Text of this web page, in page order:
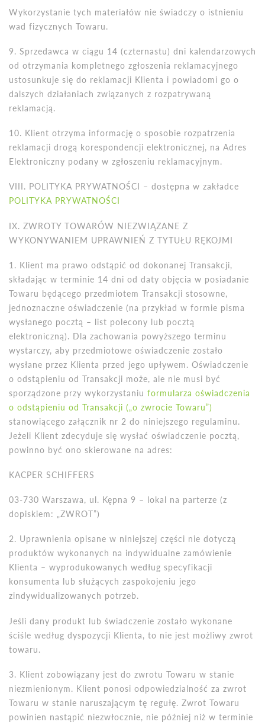
Wykorzystanie tych materiałów nie świadczy o istnieniu
wad fizycznych Towaru.
9. Sprzedawca w ciągu 14 (czternastu) dni kalendarzowych
od otrzymania kompletnego zgłoszenia reklamacyjnego
ustosunkuje się do reklamacji Klienta i powiadomi go o
dalszych działaniach związanych z rozpatrywaną
reklamacją.
10. Klient otrzyma informację o sposobie rozpatrzenia
reklamacji drogą korespondencji elektronicznej, na Adres
Elektroniczny podany w zgłoszeniu reklamacyjnym.
VIII. POLITYKA PRYWATNOŚCI – dostępna w zakładce
POLITYKA PRYWATNOŚCI
IX. ZWROTY TOWARÓW NIEZWIĄZANE Z
WYKONYWANIEM UPRAWNIEŃ Z TYTUŁU RĘKOJMI
1. Klient ma prawo odstąpić od dokonanej Transakcji,
składając w terminie 14 dni od daty objęcia w posiadanie
Towaru będącego przedmiotem Transakcji stosowne,
jednoznaczne oświadczenie (na przykład w formie pisma
wysłanego pocztą – list polecony lub pocztą
elektroniczną). Dla zachowania powyższego terminu
wystarczy, aby przedmiotowe oświadczenie zostało
wysłane przez Klienta przed jego upływem. Oświadczenie
o odstąpieniu od Transakcji może, ale nie musi być
sporządzone przy wykorzystaniu formularza oświadczenia
o odstąpieniu od Transakcji („o zwrocie Towaru”)
stanowiącego załącznik nr 2 do niniejszego regulaminu.
Jeżeli Klient zdecyduje się wysłać oświadczenie pocztą,
powinno być ono skierowane na adres:
KACPER SCHIFFERS
03-730 Warszawa, ul. Kępna 9 – lokal na parterze (z
dopiskiem: „ZWROT”)
2. Uprawnienia opisane w niniejszej części nie dotyczą
produktów wykonanych na indywidualne zamówienie
Klienta – wyprodukowanych według specyfikacji
konsumenta lub służących zaspokojeniu jego
zindywidualizowanych potrzeb.
Jeśli dany produkt lub świadczenie zostało wykonane
ściśle według dyspozycji Klienta, to nie jest możliwy zwrot
towaru.
3. Klient zobowiązany jest do zwrotu Towaru w stanie
niezmienionym. Klient ponosi odpowiedzialność za zwrot
Towaru w stanie naruszającym tę regułę. Zwrot Towaru
powinien nastąpić niezwłocznie, nie później niż w terminie